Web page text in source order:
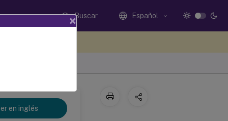
Buscar Español
en inglés
×